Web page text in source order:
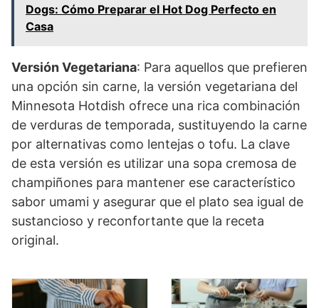
Dogs: Cómo Preparar el Hot Dog Perfecto en
Casa
Versión Vegetariana: Para aquellos que prefieren
una opción sin carne, la versión vegetariana del
Minnesota Hotdish ofrece una rica combinación
de verduras de temporada, sustituyendo la carne
por alternativas como lentejas o tofu. La clave
de esta versión es utilizar una sopa cremosa de
champiñones para mantener ese característico
sabor umami y asegurar que el plato sea igual de
sustancioso y reconfortante que la receta
original.